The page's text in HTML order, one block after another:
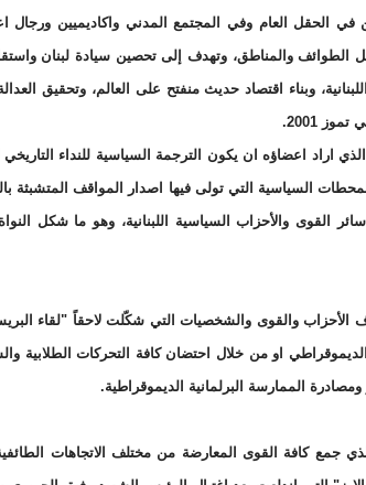
في الحقل العام وفي المجتمع المدني واكاديميين
والمناطق، وتهدف إلى تحصين سيادة لبنان
وبناء اقتصاد حديث منفتح على العالم، وتحقيق
2001.
اراد اعضاؤه ان يكون الترجمة السياسية للنداء
والمحطات السياسية التي تولى فيها اصدار المواقف المتشبثة
القوى والأحزاب السياسية اللبنانية، وهو ما شكل
جمع صفوف الأحزاب والقوى والشخصيات التي شكّلت لاحقاً "لقاء
او من خلال احتضان كافة التحركات الطلابية
ومصادرة الممارسة البرلمانية الديموقراطية.
الذي جمع كافة القوى المعارضة من مختلف الاتجاهات